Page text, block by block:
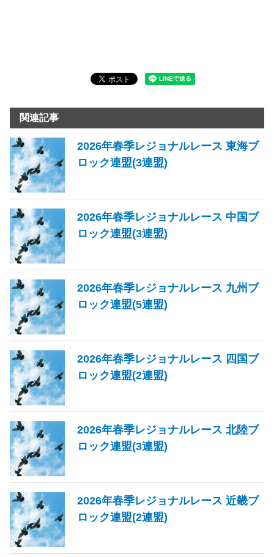
関連記事
2026年春季レジョナルレース 東海ブ
ロック連盟(3連盟)
2026年春季レジョナルレース 中国ブ
ロック連盟(3連盟)
2026年春季レジョナルレース 九州ブ
ロック連盟(5連盟)
2026年春季レジョナルレース 四国ブ
ロック連盟(2連盟)
2026年春季レジョナルレース 北陸ブ
ロック連盟(3連盟)
2026年春季レジョナルレース 近畿ブ
ロック連盟(2連盟)